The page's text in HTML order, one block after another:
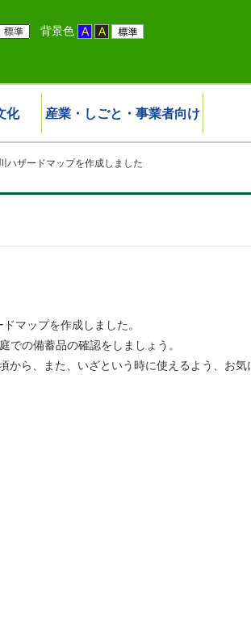
背景色
化 産業・しごと・事業者向け
ハザードマップを作成しました
マップを作成しました。
の備蓄品の確認をしましょう。
ら、また、いざという時に使えるよう、お